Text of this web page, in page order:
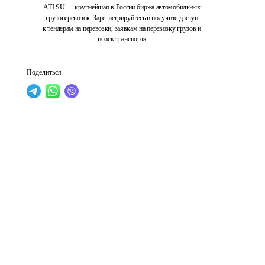
ATI.SU — крупнейшая в России биржа автомобильных
грузоперевозок. Зарегистрируйтесь и получите доступ
к тендерам на перевозки, заявкам на перевозку грузов и
поиск транспорта
Поделиться